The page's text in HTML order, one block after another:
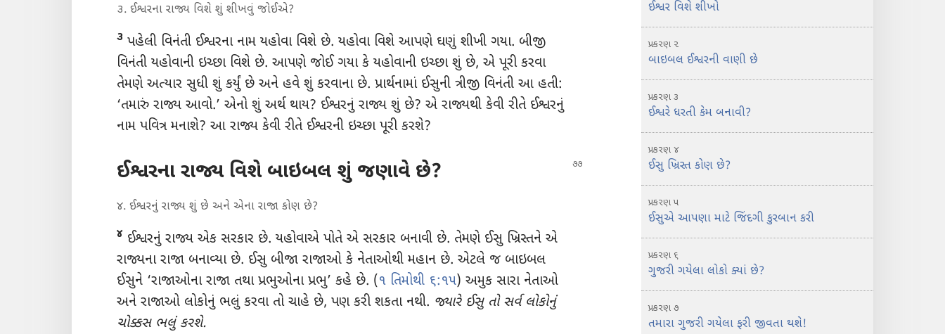
૩. ઈશ્વરના રાજ્ય વિશે શું શીખવું જોઈએ?
૩ પહેલી વિનંતી ઈશ્વરના નામ યહોવા વિશે છે. યહોવા વિશે આપણે ઘણું શીખી ગયા. બીજી
વિનંતી યહોવાની ઇચ્છા વિશે છે. આપણે જોઈ ગયા કે યહોવાની ઇચ્છા શું છે, એ પૂરી કરવા
તેમણે અત્યાર સુધી શું કર્યું છે અને હવે શું કરવાના છે. પ્રાર્થનામાં ઈસુની ત્રીજી વિનંતી આ હતી:
‘તમારું રાજ્ય આવો.’ એનો શું અર્થ થાય? ઈશ્વરનું રાજ્ય શું છે? એ રાજ્યથી કેવી રીતે ઈશ્વરનું
નામ પવિત્ર મનાશે? આ રાજ્ય કેવી રીતે ઈશ્વરની ઇચ્છા પૂરી કરશે?
ઈશ્વરના રાજ્ય વિશે બાઇબલ શું જણાવે છે?
૪. ઈશ્વરનું રાજ્ય શું છે અને એના રાજા કોણ છે?
૪ ઈશ્વરનું રાજ્ય એક સરકાર છે. યહોવાએ પોતે એ સરકાર બનાવી છે. તેમણે ઈસુ ખ્રિસ્તને એ
રાજ્યના રાજા બનાવ્યા છે. ઈસુ બીજા રાજાઓ કે નેતાઓથી મહાન છે. એટલે જ બાઇબલ
ઈસુને ‘રાજાઓના રાજા તથા પ્રભુઓના પ્રભુ’ કહે છે. (૧ તિમોથી ૬:૧૫) અમુક સારા નેતાઓ
અને રાજાઓ લોકોનું ભલું કરવા તો ચાહે છે, પણ કરી શકતા નથી. જ્યારે ઈસુ તો સર્વ લોકોનું
ચોક્કસ ભલું કરશે.
ઈશ્વર વિશે શીખો
પ્રકરણ ૨
બાઇબલ ઈશ્વરની વાણી છે
પ્રકરણ ૩
ઈશ્વરે ધરતી કેમ બનાવી?
પ્રકરણ ૪
ઈસુ ખ્રિસ્ત કોણ છે?
પ્રકરણ ૫
ઈસુએ આપણા માટે જિંદગી કુરબાન કરી
પ્રકરણ ૬
ગુજરી ગયેલા લોકો ક્યાં છે?
પ્રકરણ ૭
તમારા ગુજરી ગયેલા ફરી જીવતા થશે!